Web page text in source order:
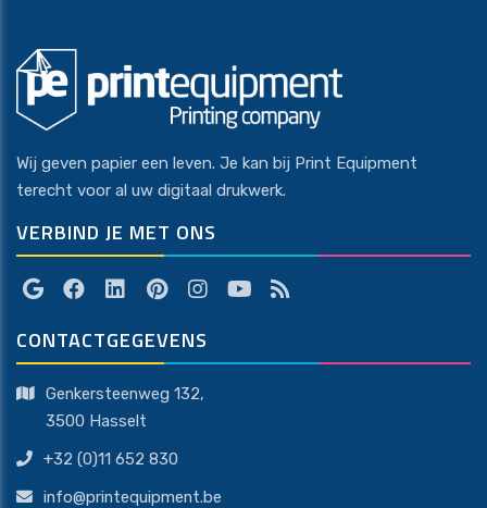
Wij geven papier een leven. Je kan bij Print Equipment
terecht voor al uw digitaal drukwerk.
VERBIND JE MET ONS
CONTACTGEGEVENS
Genkersteenweg 132,
​​​​​​​3500 Hasselt
+32 (0)11 652 830
info@printequipment.be